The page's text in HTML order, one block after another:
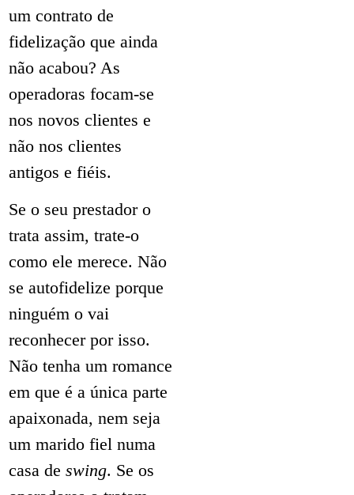
um contrato de
fidelização que ainda
não acabou? As
operadoras focam-se
nos novos clientes e
não nos clientes
antigos e fiéis.
Se o seu prestador o
trata assim, trate-o
como ele merece. Não
se autofidelize porque
ninguém o vai
reconhecer por isso.
Não tenha um romance
em que é a única parte
apaixonada, nem seja
um marido fiel numa
casa de swing. Se os